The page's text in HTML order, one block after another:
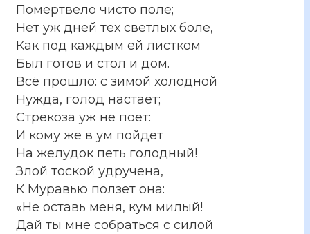
Помертвело чисто поле;
Нет уж дней тех светлых боле,
Как под каждым ей листком
Был готов и стол и дом.
Всё прошло: с зимой холодной
Нужда, голод настает;
Стрекоза уж не поет:
И кому же в ум пойдет
На желудок петь голодный!
Злой тоской удручена,
К Муравью ползет она:
«Не оставь меня, кум милый!
Дай ты мне собраться с силой